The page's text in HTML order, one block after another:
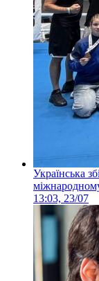
Українська
13:03, 23/07